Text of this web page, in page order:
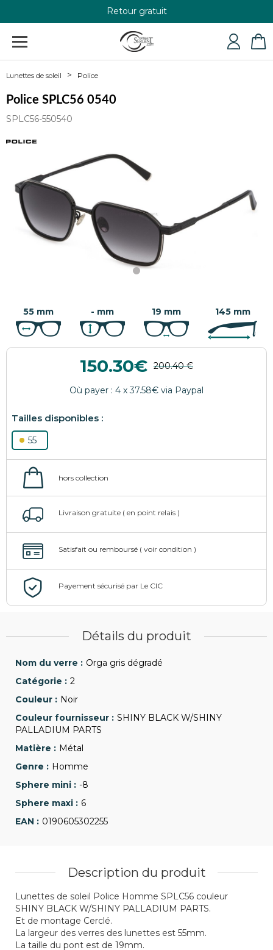
Retour gratuit
Lunettes de soleil Police
Police SPLC56 0540
SPLC56-550540
55 mm - mm 19 mm 145 mm
150.30
55
Détails du produit
Orga gris dégradé
2
Noir
SHINY BLACK W/SHINY
PALLADIUM PARTS
Métal
Homme
-8
6
0190605302255
Description du produit
Lunettes de soleil Police Homme SPLC56 couleur
SHINY BLACK W/SHINY PALLADIUM PARTS.
Et de montage Cerclé.
La largeur des verres des lunettes est 55mm.
La taille du pont est de 19mm.